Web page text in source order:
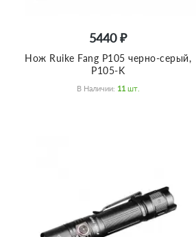
5440 ₽
Нож Ruike Fang P105 черно-серый,
P105-K
В Наличии: 11 Шт.